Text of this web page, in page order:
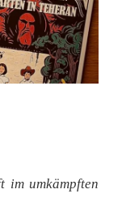
im umkämpften